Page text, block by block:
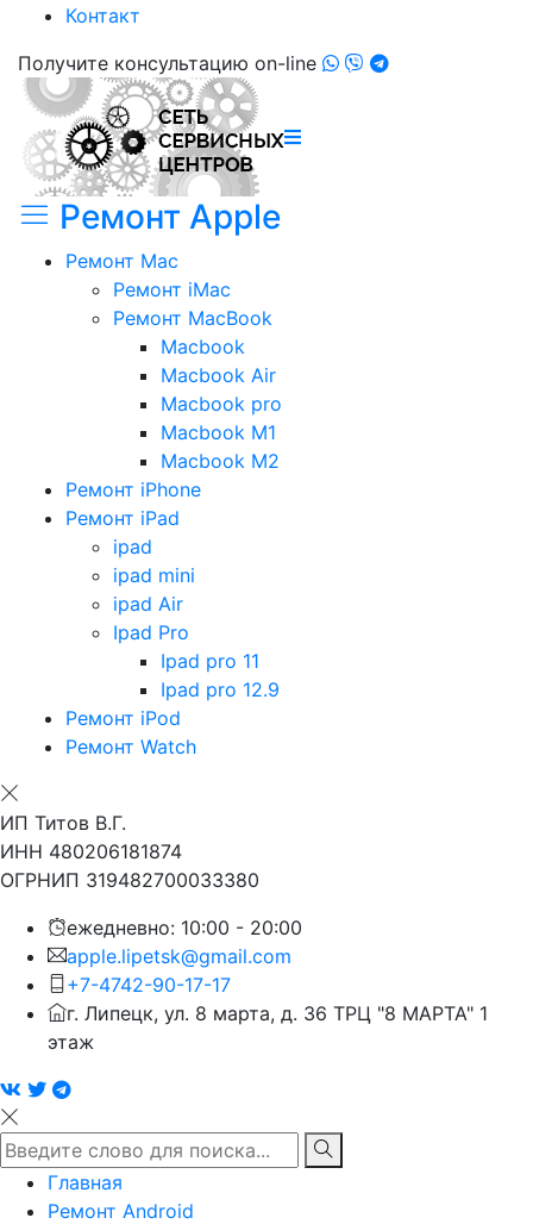
Контакт
Получите консультацию on-line
Ремонт Apple
Ремонт Mac
Ремонт iMac
Ремонт MacBook
Macbook
Macbook Air
Macbook pro
Macbook M1
Macbook M2
Ремонт iPhone
Ремонт iPad
ipad
ipad mini
ipad Air
Ipad Pro
Ipad pro 11
Ipad pro 12.9
Ремонт iPod
Ремонт Watch
ИП Титов В.Г.
ИНН 480206181874
ОГРНИП 319482700033380
ежедневно: 10:00 - 20:00
apple.lipetsk@gmail.com
+7-4742-90-17-17
г. Липецк, ул. 8 марта, д. 36 ТРЦ "8 МАРТА" 1
этаж
Главная
Ремонт Android